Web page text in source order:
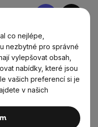
co nejlépe,
nezbytné pro správné
vylepšovat obsah,
nabídky, které jsou
vašich preferencí si je
v našich
Nákupní
a rty